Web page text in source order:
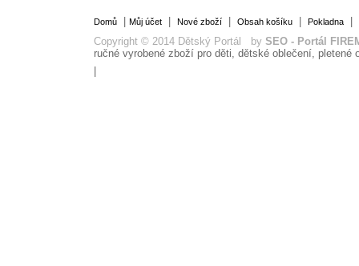
Domů| Můj účet| Nové zboží| Obsah košíku| Pokladna|
Copyright © 2014 Dětský Portál by SEO - Portál
ručné vyrobené zboží pro děti, dětské oblečení, pletené